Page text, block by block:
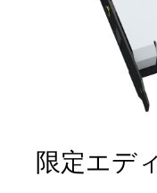
限定エデ